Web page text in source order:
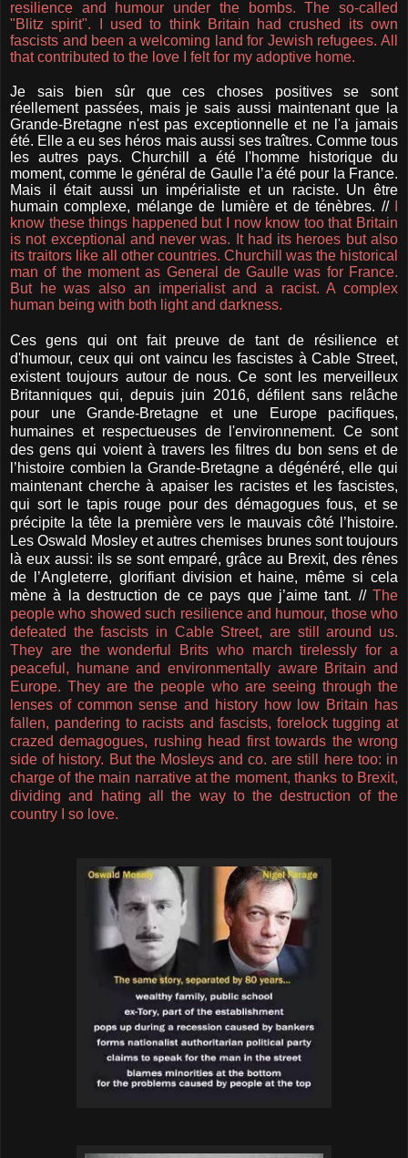
resilience and humour under the bombs. The so-called
"Blitz spirit". I used to think Britain had crushed its own
fascists and been a welcoming land for Jewish refugees. All
that contributed to the love I felt for my adoptive home.
Je sais bien sûr que ces choses positives se sont
réellement passées, mais je sais aussi maintenant que la
Grande-Bretagne n'est pas exceptionnelle et ne l'a jamais
été. Elle a eu ses héros mais aussi ses traîtres. Comme tous
les autres pays. Churchill a été l'homme historique du
moment, comme le général de Gaulle l’a été pour la France.
Mais il était aussi un impérialiste et un raciste. Un être
humain complexe, mélange de lumière et de ténèbres. //
know these things happened but I now know too that Britain
is not exceptional and never was. It had its heroes but also
its traitors like all other countries. Churchill was the historical
man of the moment as General de Gaulle was for France.
But he was also an imperialist and a racist. A complex
human being with both light and darkness.
Ces gens qui ont fait preuve de tant de résilience et
d'humour, ceux qui ont vaincu les fascistes à Cable Street,
existent toujours autour de nous. Ce sont les merveilleux
Britanniques qui, depuis juin 2016, défilent sans relâche
pour une Grande-Bretagne et une Europe pacifiques,
humaines et respectueuses de l'environnement. Ce sont
des gens qui voient à travers les filtres du bon sens et de
l’histoire combien la Grande-Bretagne a dégénéré, elle qui
maintenant cherche à apaiser les racistes et les fascistes,
qui sort le tapis rouge pour des démagogues fous, et se
précipite la tête la première vers le mauvais côté l’histoire.
Les Oswald Mosley et autres chemises brunes sont toujours
là eux aussi: ils se sont emparé, grâce au Brexit, des rênes
de l’Angleterre, glorifiant division et haine, même si cela
mène à la destruction de ce pays que j’aime tant. // The
people who showed such resilience and humour, those who
defeated the fascists in Cable Street, are still around us.
They are the wonderful Brits who march tirelessly for a
peaceful, humane and environmentally aware Britain and
Europe. They are the people who are seeing through the
lenses of common sense and history how low Britain has
fallen, pandering to racists and fascists, forelock tugging at
crazed demagogues, rushing head first towards the wrong
side of history. But the Mosleys and co. are still here too: in
charge of the main narrative at the moment, thanks to Brexit,
dividing and hating all the way to the destruction of the
country I so love.